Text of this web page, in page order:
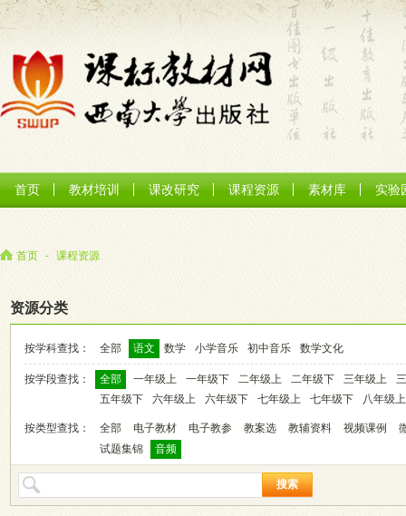
首页 教材培训 课改研究 课程资源 素材库 实验
首页 - 课程资源
资源分类
按学科查找： 全部 语文 数学 小学音乐 初中音乐 数学文化
按学段查找： 全部 一年级上 一年级下 二年级上 二年级下 三年级上
五年级下
六年级上 六年级下 七年级上 七年级下 八年级上
按类型查找： 全部 电子教材 电子教参 教案选 教辅资料 视频课例
试题集锦
音频
搜索